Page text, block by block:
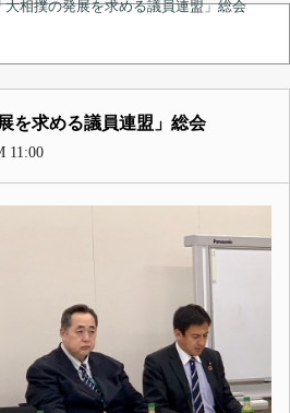
大相撲の発展を求める議員連盟」総会
を求める議員連盟」総会
11:00